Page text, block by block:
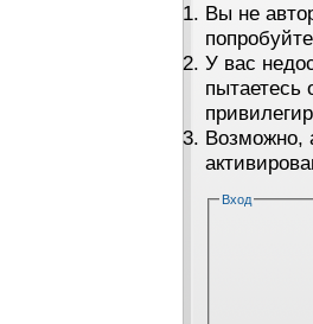
Вы не
У вас
пытаетесь
Возможно,
Вход